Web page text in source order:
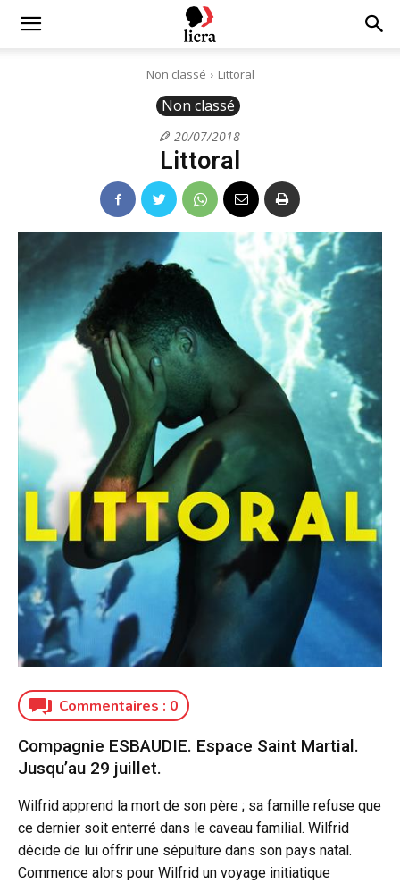
Licra
1927
Non classé Littoral
Non classé
20/07/2018
Littoral
Commentaires : 0
Compagnie ESBAUDIE. Espace Saint Martial.
Jusqu’au 29 juillet.
Wilfrid apprend la mort de son père ; sa famille refuse que
ce dernier soit enterré dans le caveau familial. Wilfrid
décide de lui offrir une sépulture dans son pays natal.
Commence alors pour Wilfrid un voyage initiatique